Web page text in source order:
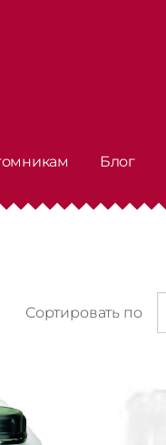
Блог
Сортировать по